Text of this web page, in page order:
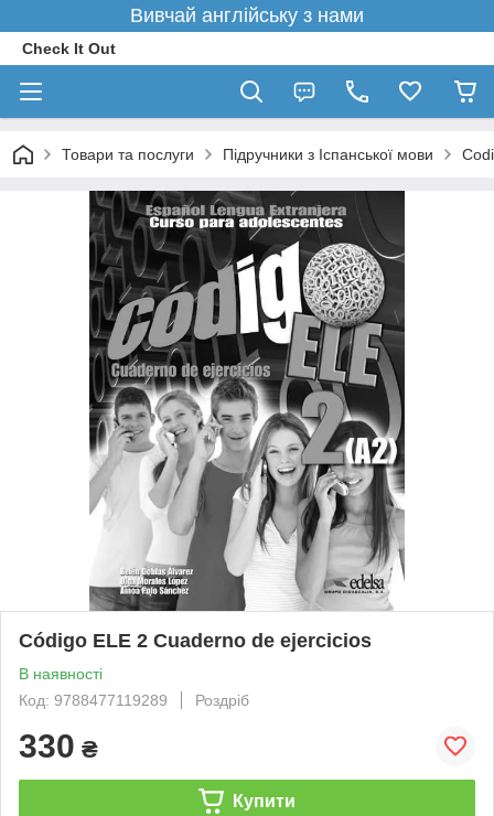
Вивчай англійську з нами
Check It Out
Товари та послуги Підручники з Іспанської мови
Código ELE 2 Cuaderno de ejercicios
В наявності
Код: 9788477119289
Роздріб
330 ₴
Купити